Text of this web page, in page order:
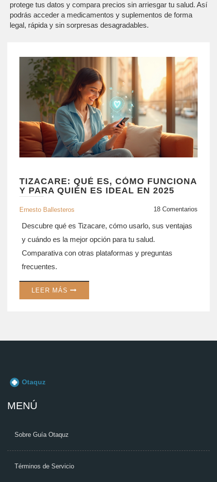
protege tus datos y compara precios sin arriesgar tu salud. Así
podrás acceder a medicamentos y suplementos de forma
legal, rápida y sin sorpresas desagradables.
TIZACARE: QUÉ ES, CÓMO FUNCIONA
Y PARA QUIÉN ES IDEAL EN 2025
Ernesto Ballesteros 18 Comentarios
Descubre qué es Tizacare, cómo usarlo, sus ventajas
y cuándo es la mejor opción para tu salud.
Comparativa con otras plataformas y preguntas
frecuentes.
LEER MÁS
MENÚ
Sobre Guía Otaquz
Términos de Servicio